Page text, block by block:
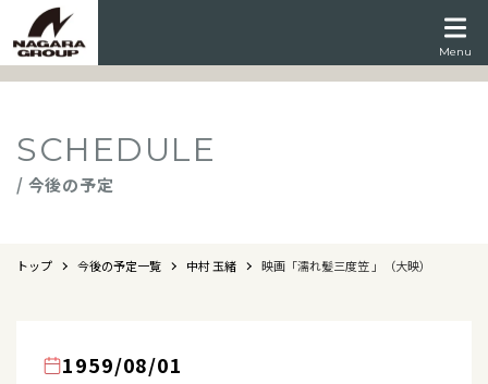
Menu
SCHEDULE
/ 今後の予定
トップ 今後の予定一覧 中村 玉緒 映画「濡れ髪三度笠 」（大映）
1959/08/01